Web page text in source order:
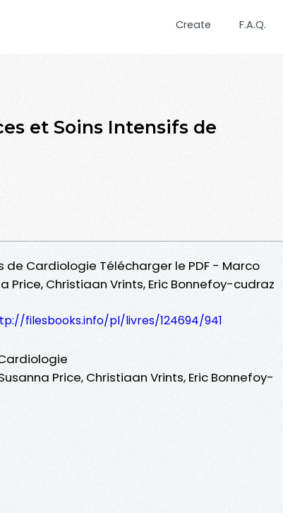
Create F.A.Q.
et Soins Intensifs de
de Cardiologie Télécharger le PDF - Marco
Price, Christiaan Vrints, Eric Bonnefoy-cudraz
filesbooks.info/pl/livres/124694/941
Price, Christiaan Vrints, Eric Bonnefoy-